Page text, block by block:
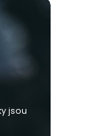
jsou